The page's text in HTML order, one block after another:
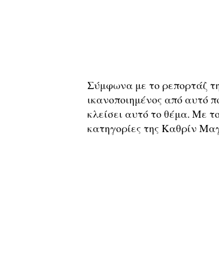
Σύμφωνα με το ρεπορτάζ
ικανοποιημένος από αυτό
κλείσει αυτό το θέμα. Με
κατηγορίες της Καθρίν